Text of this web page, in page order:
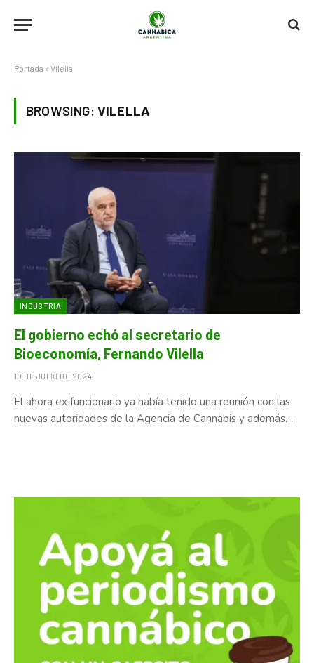
Portada » Vilella
BROWSING: VILELLA
INDUSTRIA
El gobierno echó al secretario de
Bioeconomía, Fernando Vilella
10 DE JULIO DE 2024
El ahora ex funcionario ya había tenido una reunión con las
nuevas autoridades de la Agencia de Cannabis y además…